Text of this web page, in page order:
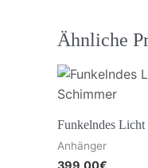
Ähnliche
Funkelndes Licht
Anhänger
399,00€